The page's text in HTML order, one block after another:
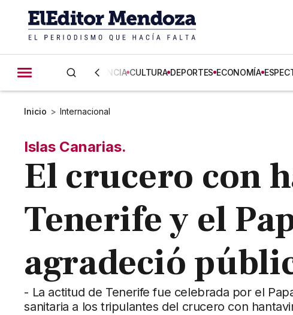
CIENCIA CULTURA DEPORTES ECONOMÍA
Inicio > Internacional
Islas Canarias.
El crucero con
Tenerife y el
agradeció
- La actitud de Tenerife fue celebrada por el
sanitaria a los tripulantes del crucero con